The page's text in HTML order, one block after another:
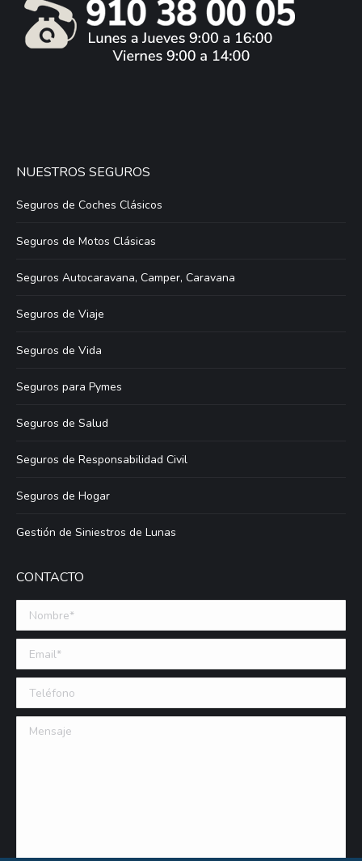
NUESTROS SEGUROS
Seguros de Coches Clásicos
Seguros de Motos Clásicas
Seguros Autocaravana, Camper, Caravana
Seguros de Viaje
Seguros de Vida
Seguros para Pymes
Seguros de Salud
Seguros de Responsabilidad Civil
Seguros de Hogar
Gestión de Siniestros de Lunas
CONTACTO
Nombre *
Email (requerido)
Teléfono
Mensaje